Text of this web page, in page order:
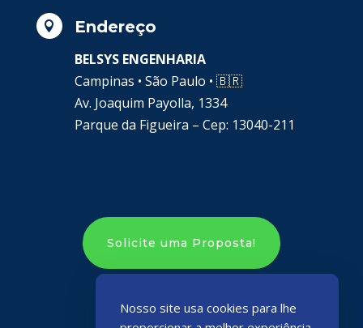
 Endereço
BELSYS ENGENHARIA
Campinas • São Paulo • 🇧🇷
Av. Joaquim Payolla, 1334
Parque da Figueira – Cep: 13040-211
Solicite uma Proposta!
Nosso site usa cookies para lhe